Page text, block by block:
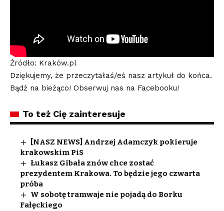
Źródło: Kraków.pl
Dziękujemy, że przeczytałaś/eś nasz artykuł do końca.
Bądź na bieżąco! Obserwuj nas na Facebooku!
To też Cię zainteresuje
[NASZ NEWS] Andrzej Adamczyk pokieruje
krakowskim PiS
Łukasz Gibała znów chce zostać
prezydentem Krakowa. To będzie jego czwarta
próba
W sobotę tramwaje nie pojadą do Borku
Fałęckiego